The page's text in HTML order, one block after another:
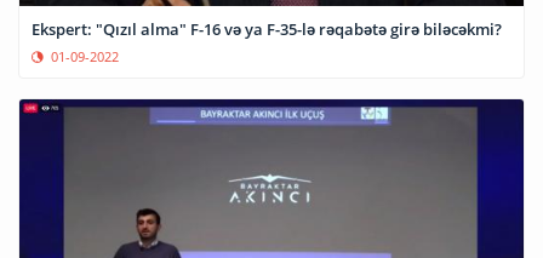
Ekspert: "Qızıl alma" F-16 və ya F-35-lə rəqabətə girə biləcəkmi?
01-09-2022